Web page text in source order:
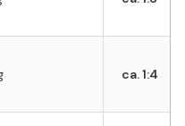
ca. 1:4